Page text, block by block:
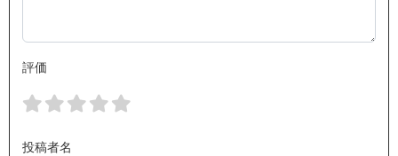
評価
投稿者名